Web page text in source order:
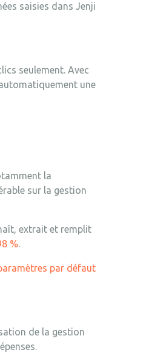
saisies dans Jenji
seulement. Avec
une
la
sur la gestion
extrait et remplit
%.
par défaut
de la gestion